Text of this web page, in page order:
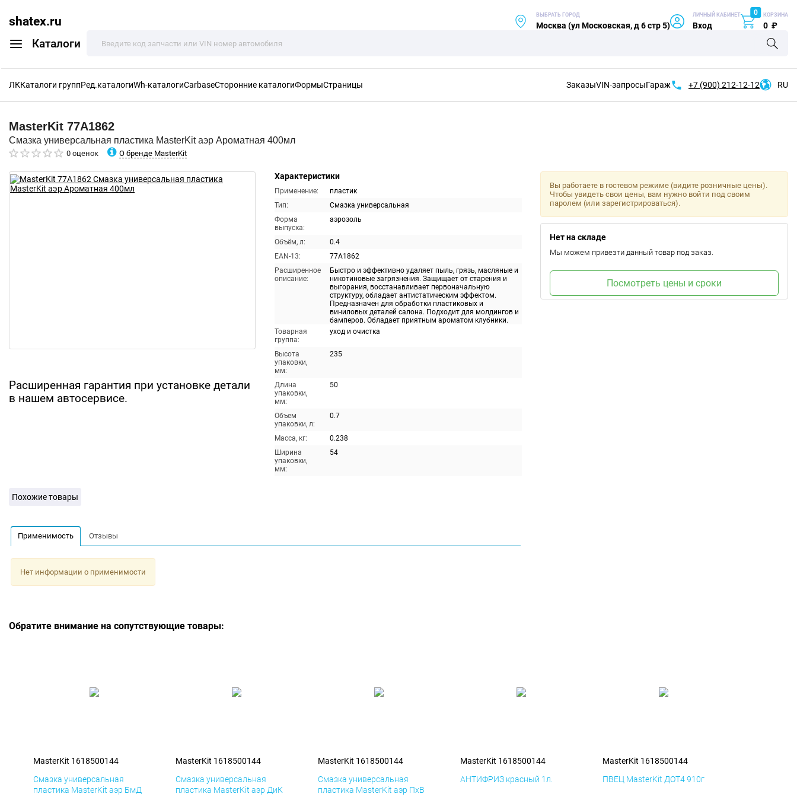
shatex.ru
Каталоги
ВЫБРАТЬ ГОРОД
Москва (ул Московская, д 6 стр 5)
ЛИЧНЫЙ КАБИНЕТ
Вход
0 КОРЗИНА
0 ₽
ЛККаталоги группРед.каталогиWh-каталогиCarbaseСторонние каталогиФормыСтраницы ЗаказыVIN-запросыГараж +7 (900) 212-12-12 RU
MasterKit 77A1862
Смазка универсальная пластика MasterKit аэр Ароматная 400мл
0 оценок О бренде MasterKit
Расширенная гарантия при установке детали
в нашем автосервисе.
Характеристики
Применение:
пластик
Тип:
Смазка универсальная
Форма
выпуска:
аэрозоль
Объём, л:
0.4
EAN-13:
77A1862
Расширенное
описание:
Быстро и эффективно удаляет пыль, грязь, масляные и
никотиновые загрязнения. Защищает от старения и
выгорания, восстанавливает первоначальную
структуру, обладает антистатическим эффектом.
Предназначен для обработки пластиковых и
виниловых деталей салона. Подходит для молдингов и
бамперов. Обладает приятным ароматом клубники.
Товарная
группа:
уход и очистка
Высота
упаковки,
мм:
235
Длина
упаковки,
мм:
50
Объем
упаковки, л:
0.7
Масса, кг:
0.238
Ширина
упаковки,
мм:
54
Вы работаете в гостевом режиме (видите розничные цены).
Чтобы увидеть свои цены, вам нужно войти под своим
паролем (или зарегистрироваться).
Нет на складе
Мы можем привезти данный товар под заказ.
Посмотреть цены и сроки
Похожие товары
Применимость Отзывы
Нет информации о применимости
Обратите внимание на сопутствующие товары:
MasterKit 1618500144
Смазка универсальная
пластика MasterKit аэр БмД
MasterKit 1618500144
Смазка универсальная
пластика MasterKit аэр ДиК
MasterKit 1618500144
Смазка универсальная
пластика MasterKit аэр ПхВ
MasterKit 1618500144
АНТИФРИЗ красный 1л.
MasterKit 1618500144
ПВЕЦ MasterKit ДОТ4 910г